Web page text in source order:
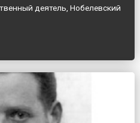
деятель, Нобелевский